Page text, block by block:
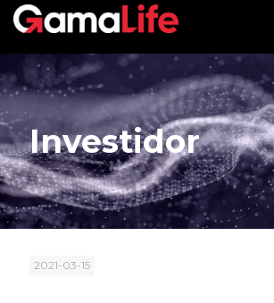
Investidor
2021-03-15